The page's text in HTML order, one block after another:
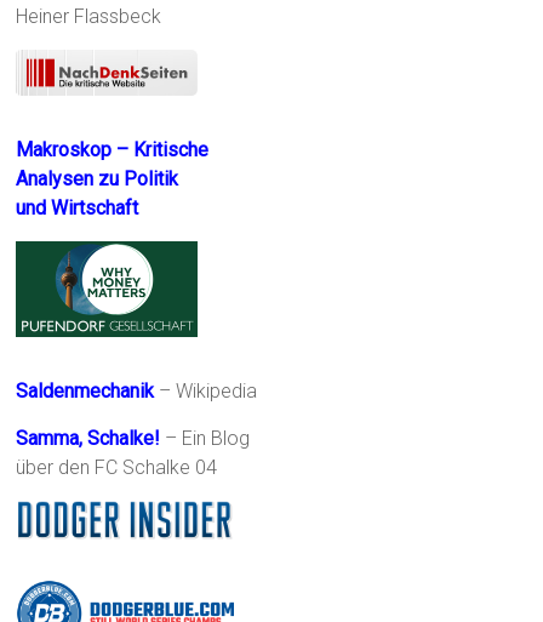
Heiner Flassbeck
Makroskop – Kritische
Analysen zu Politik
und Wirtschaft
Saldenmechanik– Wikipedia
Samma, Schalke! – Ein Blog
über den FC Schalke 04